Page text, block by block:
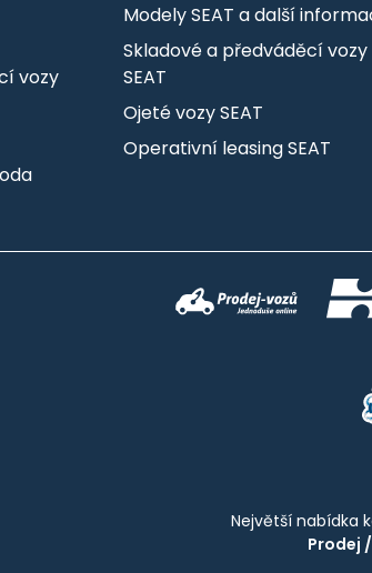
vozy
Modely SEAT a další
Skladové a předváděcí vozy
SEAT
Ojeté vozy SEAT
Operativní leasing SEAT
Největší nabídka
Prodej /